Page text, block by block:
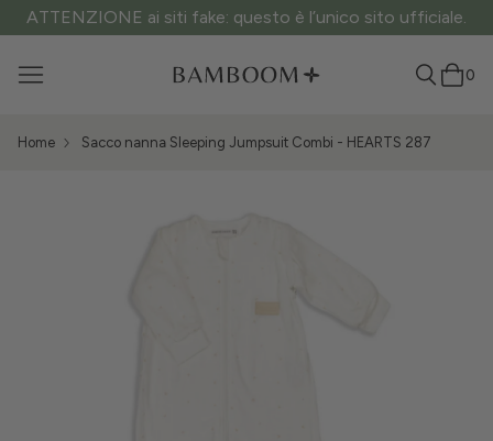
ATTENZIONE ai siti fake: questo è l’unico sito ufficiale.
0
Home Sacco nanna Sleeping Jumpsuit Combi - HEARTS 287